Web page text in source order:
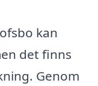
kan
det finns
Genom